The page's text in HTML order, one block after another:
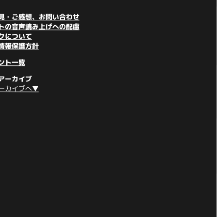
・ご感想、お問い合わせ
の音声読み上げへの配慮
について
報保護方針
ト一覧
ーカイブ
カイブへ▼